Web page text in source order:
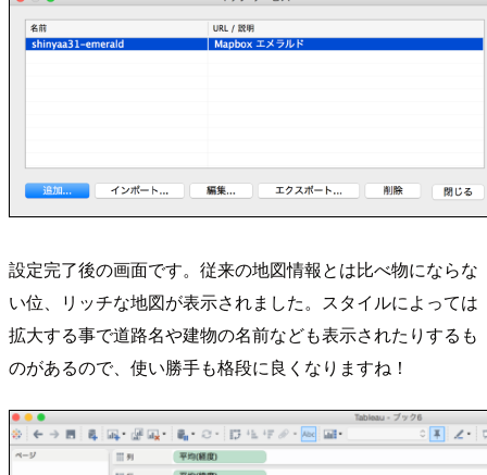
設定完了後の画面です。従来の地図情報とは比べ物にならな
い位、リッチな地図が表示されました。スタイルによっては
拡大する事で道路名や建物の名前なども表示されたりするも
のがあるので、使い勝手も格段に良くなりますね！